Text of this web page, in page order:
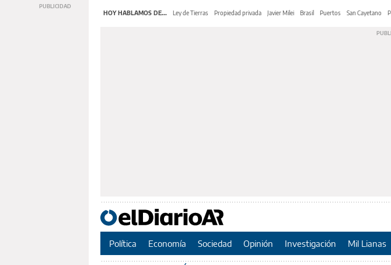
HOY HABLAMOS DE... Ley de Tierras Propiedad privada Javier Milei Brasil Puertos San Cayetano
Política Economía Sociedad Opinión Investigación Mil Lianas